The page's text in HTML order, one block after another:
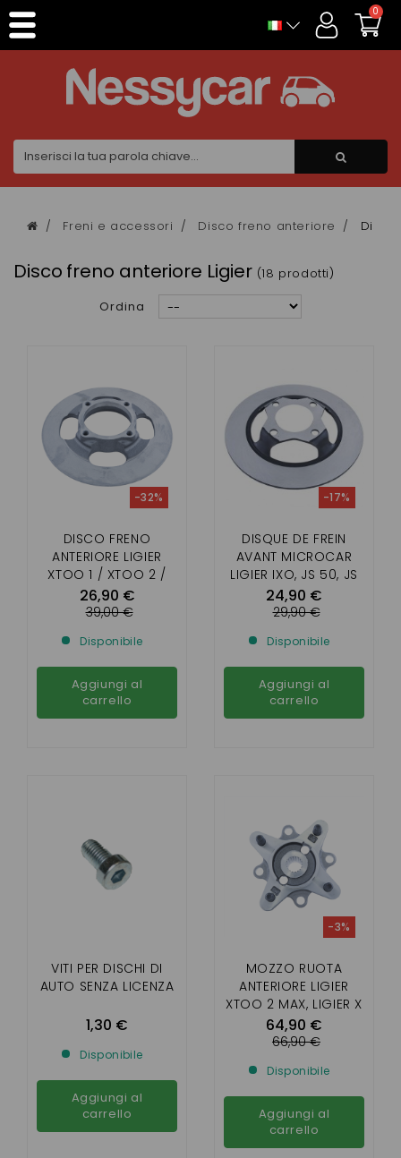
0
Freni e accessori Disco freno anteriore
Disco freno anteriore Ligier (18 prodotti)
Ordina
DISCO FRENO
ANTERIORE LIGIER
XTOO 1 / XTOO 2 /
XTOO MAX / XTOO-S
/ XTOO-R /XTOO-RS
MICROCAR CARGO
(DIAM. 210 MM)
26,90 €
-32%
39,00 €
Disponibile
Aggiungi al
carrello
DISQUE DE FREIN
AVANT MICROCAR
LIGIER IXO, JS 50, JS
RC, FLEX, MICROCAR
MGO1/2/3/4/5,
24,90 €
-17%
29,90 €
Disponibile
Aggiungi al
carrello
VITI PER DISCHI DI
AUTO SENZA LICENZA
1,30 €
Disponibile
Aggiungi al
carrello
MOZZO RUOTA
ANTERIORE LIGIER
XTOO 2 MAX, LIGIER X
TOO R / S / RS,
OPTIMAX, MICROCAR
64,90 €
-3%
66,90 €
Disponibile
Aggiungi al
carrello
Pannello di gestione dei cookies